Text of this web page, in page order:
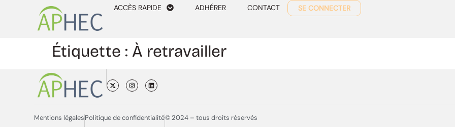
ACCÈS RAPIDE ADHÉRER CONTACT SE CONNECTER
Étiquette : À retravailler
Mentions légalesPolitique de confidentialité© 2024 – tous droits réservés